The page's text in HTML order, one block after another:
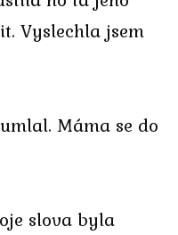
Vyslechla jsem
Máma se do
slova byla